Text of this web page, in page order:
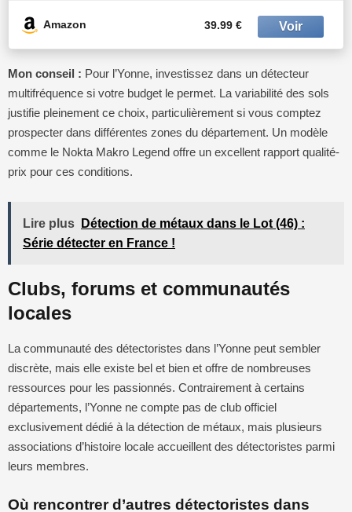
Paysager, Chasse au Trésor
Amazon 39.99 €
Mon conseil : Pour l’Yonne, investissez dans un détecteur
multifréquence si votre budget le permet. La variabilité des sols
justifie pleinement ce choix, particulièrement si vous comptez
prospecter dans différentes zones du département. Un modèle
comme le Nokta Makro Legend offre un excellent rapport qualité-
prix pour ces conditions.
Lire plus
Détection de métaux dans le Lot (46) :
Série détecter en France !
Clubs, forums et communautés
locales
La communauté des détectoristes dans l’Yonne peut sembler
discrète, mais elle existe bel et bien et offre de nombreuses
ressources pour les passionnés. Contrairement à certains
départements, l’Yonne ne compte pas de club officiel
exclusivement dédié à la détection de métaux, mais plusieurs
associations d’histoire locale accueillent des détectoristes parmi
leurs membres.
Où rencontrer d’autres détectoristes dans